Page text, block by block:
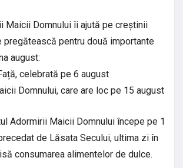
Maicii Domnului îi ajută pe creștinii
pentru două importante
august:
celebrată pe 6 august
Domnului, care are loc pe 15 august
Adormirii Maicii Domnului începe pe 1
de Lăsata Secului, ultima zi în
consumarea alimentelor de dulce.